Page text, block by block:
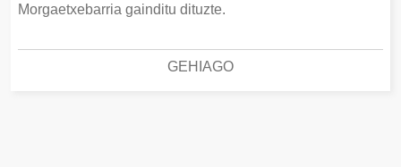
Morgaetxebarria gainditu dituzte.
GEHIAGO